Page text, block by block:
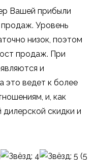
Вашей прибыли
Уровень
низок, поэтом
продаж. При
и
это ведет к более
и, как
скидки и
(5